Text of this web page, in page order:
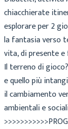
chiacchierate
esplorare per 2
la fantasia verso
vita, di presente
Il terreno di
e quello più
il cambiamento
ambientali e